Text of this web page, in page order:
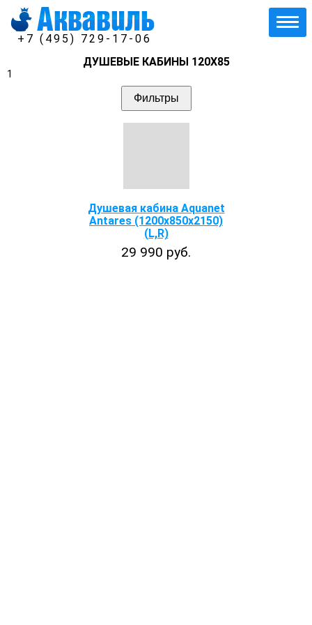
+7 (495) 729-17-06
ДУШЕВЫЕ КАБИНЫ 120X85
1
Фильтры
Душевая кабина Aquanet
Antares (1200х850x2150)
(L,R)
29 990 руб.